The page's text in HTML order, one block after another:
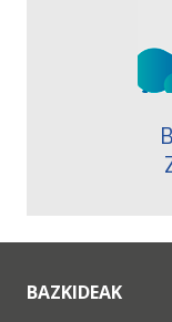
BAZKIDEAK